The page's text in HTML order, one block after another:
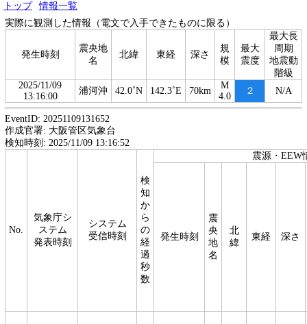
トップ
情報一覧
実際に観測した情報（電文で入手できたものに限る）
発生時刻
震央地
名
北緯 東経 深さ
規
模
最大
震度
最大長
周期
地震動
階級
2025/11/09
13:16:00
浦河沖 42.0˚N 142.3˚E 70km
M
4.0
２ N/A
EventID: 20251109131652
作成官署: 大阪管区気象台
検知時刻: 2025/11/09 13:16:52
No.
気象庁シ
ステム
発表時刻
システム
受信時刻
検
知
か
ら
の
経
過
秒
数
震源・EEW
発生時刻
震
央
地
名
北
緯
東経 深さ